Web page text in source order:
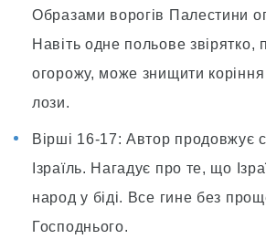
Образами ворогів Палестини
Навіть одне польове звірятко,
огорожу, може знищити коріння
лози.
Вірші 16-17: Автор продовжує
Ізраїль. Нагадує про те, що
народ у біді. Все гине без
Господнього.